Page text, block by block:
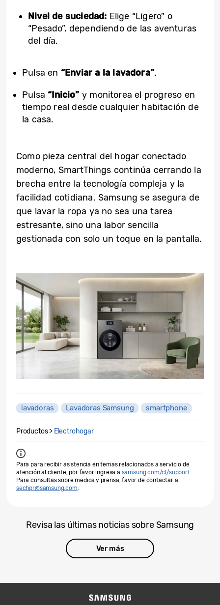
Nivel de suciedad: Elige “Ligero” o
“Pesado”, dependiendo de las aventuras
del día.
Pulsa en “Enviar a la lavadora”.
Pulsa“Inicio” y monitorea el progreso en
tiempo real desde cualquier habitación de
la casa.
Como pieza central del hogar conectado
moderno, SmartThings continúa cerrando la
brecha entre la tecnología compleja y la
facilidad cotidiana. Samsung se asegura de
que lavar la ropa ya no sea una tarea
estresante, sino una labor sencilla
gestionada con solo un toque en la pantalla.
lavadoras Lavadoras Samsung smartphone
Productos > Electrohogar
Para para recibir asistencia en temas relacionados a servicio de
atención al cliente, por favor ingresa a samsung.com/cl/support.
Para consultas sobre medios y prensa, favor de contactar a
sechpr@samsung.com.
Revisa las últimas noticias sobre Samsung
Ver más